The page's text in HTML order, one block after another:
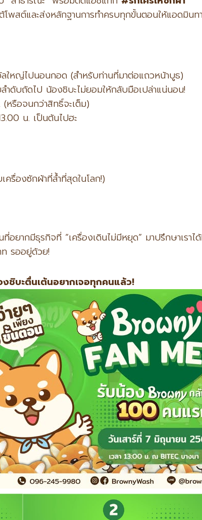
โพสต์และส่งหลักฐานการทำครบทุกขั้นตอนให้แอดมิน
ลใหญ่ไปนอนกอด (สำหรับท่านที่มาต่อแถวหน้าบูธ)
ำดับถัดไป น้องชิบะไม่ยอมให้กลับมือเปล่าแน่นอน!
หรือจนกว่าสิทธิ์จะเต็ม)
น. เป็นต้นไปฮะ
ครื่องซักผ้าที่ล้ำที่สุดในโลก!)
ากมีธุรกิจที่ “เครื่องเดินไม่มีหยุด” มาปรึกษาเราไ
รออยู่ด้วย!
ชิบะตื่นเต้นอยากเจอทุกคนแล้ว!